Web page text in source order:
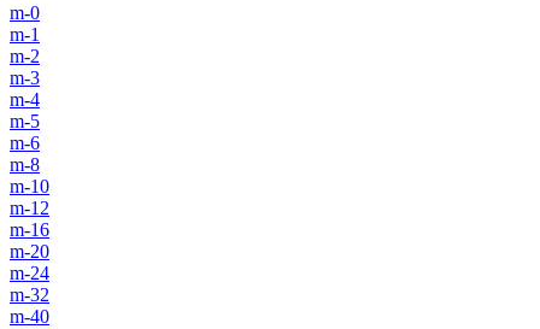
m-0
m-1
m-2
m-3
m-4
m-5
m-6
m-8
m-10
m-12
m-16
m-20
m-24
m-32
m-40